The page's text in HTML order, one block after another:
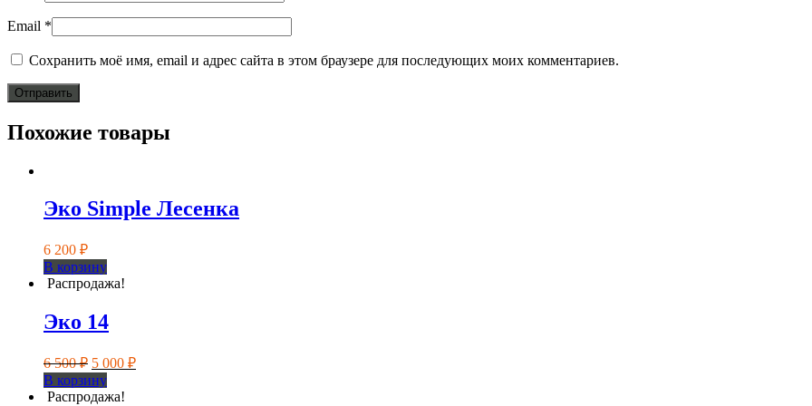
Email *
Сохранить моё имя, email и адрес сайта в этом браузере для последующих моих комментариев.
Похожие товары
Эко Simple Лесенка
6 200 ₽
В корзину
Распродажа!
Эко 14
6 500₽ Первоначальная
цена
составляла
5 000 ₽Текущая
В корзину
Распродажа!